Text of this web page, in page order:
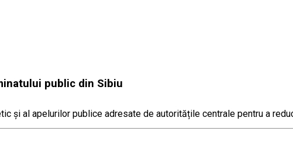
public din Sibiu
și al apelurilor publice adresate de autoritățile centrale pentru a